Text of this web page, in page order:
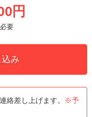
円
要
込み
絡差し上げます。
※予